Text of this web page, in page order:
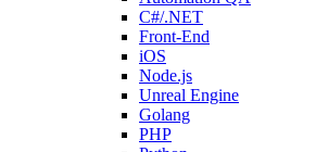
C#/.NET
Front-End
iOS
Node.js
Unreal Engine
Golang
PHP